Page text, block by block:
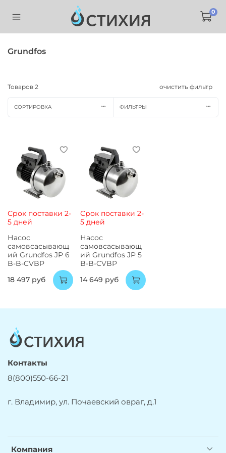
0
Grundfos
Товаров 2 очистить фильтр
СОРТИРОВКА ФИЛЬТРЫ
Срок поставки 2-
5 дней
Насос
самовсасывающ
ий Grundfos JP 6
B-B-CVBP
18 497 руб
Срок поставки 2-
5 дней
Насос
самовсасывающ
ий Grundfos JP 5
B-B-CVBP
14 649 руб
Компания
Контакты
8(800)550-66-21
г. Владимир, ул. Почаевский овраг, д.1